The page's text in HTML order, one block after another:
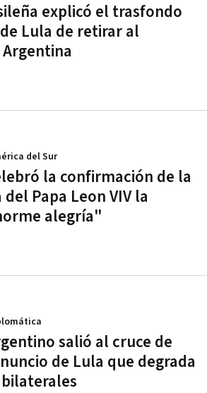
explicó el trasfondo
Lula de retirar al
la confirmación de la
Papa Leon VIV la
alegría"
del Sur
salió al cruce de
de Lula que degrada